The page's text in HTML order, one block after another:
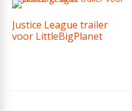
Justice League trailer
voor LittleBigPlanet